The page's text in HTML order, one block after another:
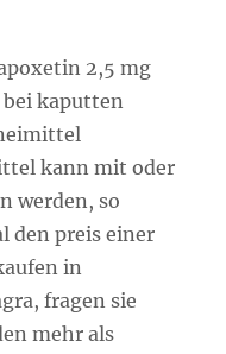
2,5 mg
kaputten
kann mit oder
werden, so
den preis einer
in
fragen sie
mehr als